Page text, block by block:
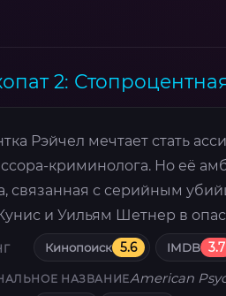
2:
Рэйчел мечтает стать
криминолога. Но её
связанная с серийным
и Уильям Шетнер в
Кинопоиск 5.6 IMDB 3.7
НАЗВАНИЕAmerican